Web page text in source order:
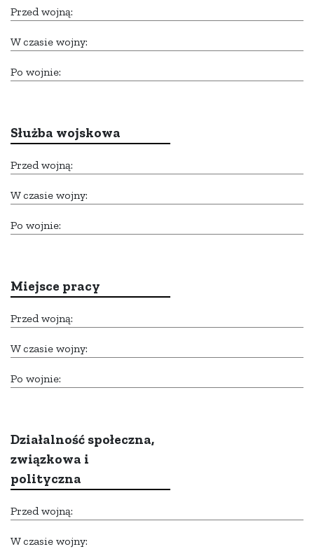
Przed wojną:
W czasie wojny:
Po wojnie:
Służba wojskowa
Przed wojną:
W czasie wojny:
Po wojnie:
Miejsce pracy
Przed wojną:
W czasie wojny:
Po wojnie:
Działalność społeczna,
związkowa i
polityczna
Przed wojną:
W czasie wojny: